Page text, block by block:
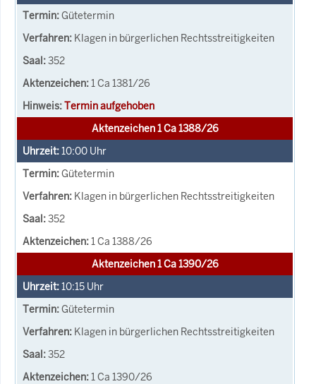
Gütetermin
Klagen in bürgerlichen Rechtsstreitigkeiten
352
1 Ca 1381/26
Termin aufgehoben
Aktenzeichen 1 Ca 1388/26
10:00 Uhr
Gütetermin
Klagen in bürgerlichen Rechtsstreitigkeiten
352
1 Ca 1388/26
Aktenzeichen 1 Ca 1390/26
10:15 Uhr
Gütetermin
Klagen in bürgerlichen Rechtsstreitigkeiten
352
1 Ca 1390/26